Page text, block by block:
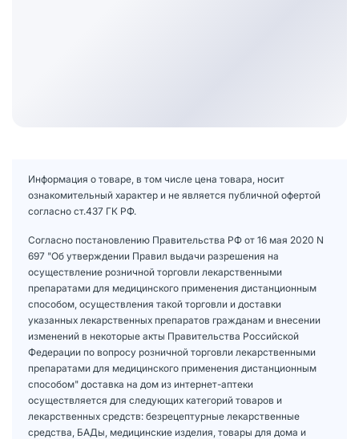
Информация о товаре, в том числе цена товара, носит
ознакомительный характер и не является публичной офертой
согласно ст.437 ГК РФ.
Согласно постановлению Правительства РФ от 16 мая 2020 N
697 "Об утверждении Правил выдачи разрешения на
осуществление розничной торговли лекарственными
препаратами для медицинского применения дистанционным
способом, осуществления такой торговли и доставки
указанных лекарственных препаратов гражданам и внесении
изменений в некоторые акты Правительства Российской
Федерации по вопросу розничной торговли лекарственными
препаратами для медицинского применения дистанционным
способом" доставка на дом из интернет-аптеки
осуществляется для следующих категорий товаров и
лекарственных средств: безрецептурные лекарственные
средства, БАДы, медицинские изделия, товары для дома и